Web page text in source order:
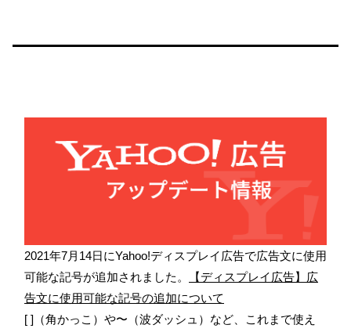
2021年7月14日にYahoo!ディスプレイ広告で広告文に使用
可能な記号が追加されました。
【ディスプレイ広告】広
告文に使用可能な記号の追加について
[ ]（角かっこ）や〜（波ダッシュ）など、これまで使え